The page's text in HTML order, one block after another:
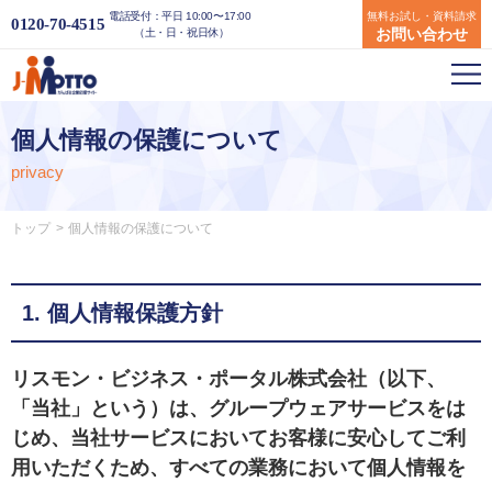
0120-70-4515 電話受付：平日 10:00〜17:00
（土・日・祝日休）
無料お試し・資料請求
お問い合わせ
個人情報の保護について
privacy
トップ 個人情報の保護について
1. 個人情報保護方針
リスモン・ビジネス・ポータル株式会社（以下、
「当社」という）は、グループウェアサービスをは
じめ、当社サービスにおいてお客様に安心してご利
用いただくため、すべての業務において個人情報を